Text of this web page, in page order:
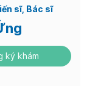
sĩ Bác sĩ
ký khám